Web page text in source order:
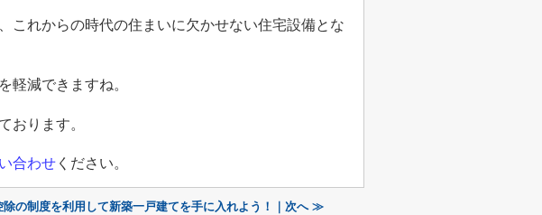
これからの時代の住まいに欠かせない住宅設備とな
軽減できますね。
おります。
い合わせ ください。
除の制度を利用して新築一戸建てを手に入れよう！｜次へ ≫